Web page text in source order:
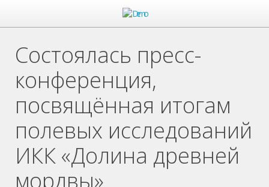
Состоялась пресс-
конференция,
посвящённая итогам
полевых исследований
ИКК «Долина древней
мордвы»